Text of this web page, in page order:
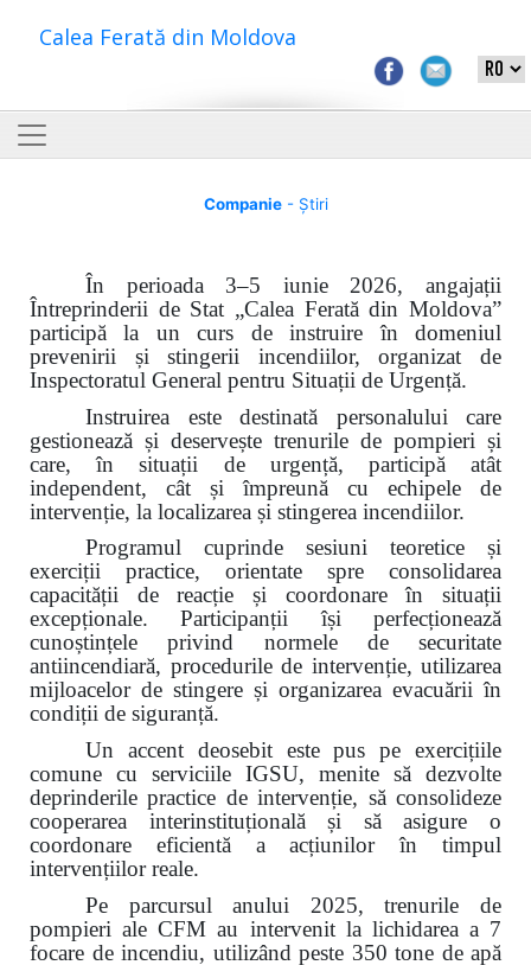
Calea Ferată din Moldova
Companie- Știri
În perioada 3–5 iunie 2026, angajații
Întreprinderii de Stat „Calea Ferată din Moldova”
participă la un curs de instruire în domeniul
prevenirii și stingerii incendiilor, organizat de
Inspectoratul General pentru Situații de Urgență.
Instruirea este destinată personalului care
gestionează și deservește trenurile de pompieri și
care, în situații de urgență, participă atât
independent, cât și împreună cu echipele de
intervenție, la localizarea și stingerea incendiilor.
Programul cuprinde sesiuni teoretice și
exerciții practice, orientate spre consolidarea
capacității de reacție și coordonare în situații
excepționale. Participanții își perfecționează
cunoștințele privind normele de securitate
antiincendiară, procedurile de intervenție, utilizarea
mijloacelor de stingere și organizarea evacuării în
condiții de siguranță.
Un accent deosebit este pus pe exercițiile
comune cu serviciile IGSU, menite să dezvolte
deprinderile practice de intervenție, să consolideze
cooperarea interinstituțională și să asigure o
coordonare eficientă a acțiunilor în timpul
intervențiilor reale.
Pe parcursul anului 2025, trenurile de
pompieri ale CFM au intervenit la lichidarea a 7
focare de incendiu, utilizând peste 350 tone de apă